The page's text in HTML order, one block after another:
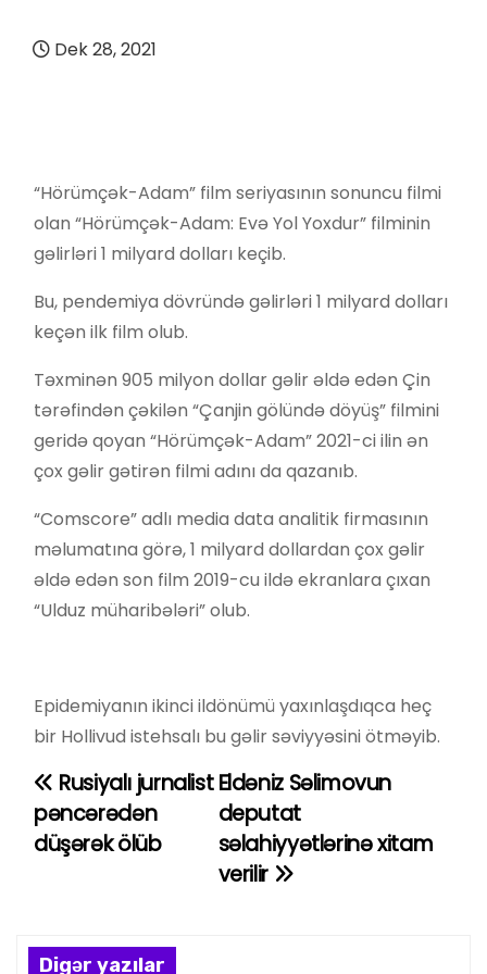
Dek 28, 2021
“Hörümçək-Adam” film seriyasının sonuncu filmi
olan “Hörümçək-Adam: Evə Yol Yoxdur” filminin
gəlirləri 1 milyard dolları keçib.
Bu, pendemiya dövründə gəlirləri 1 milyard dolları
keçən ilk film olub.
Təxminən 905 milyon dollar gəlir əldə edən Çin
tərəfindən çəkilən “Çanjin gölündə döyüş” filmini
geridə qoyan “Hörümçək-Adam” 2021-ci ilin ən
çox gəlir gətirən filmi adını da qazanıb.
“Comscore” adlı media data analitik firmasının
məlumatına görə, 1 milyard dollardan çox gəlir
əldə edən son film 2019-cu ildə ekranlara çıxan
“Ulduz müharibələri” olub.
Epidemiyanın ikinci ildönümü yaxınlaşdıqca heç
bir Hollivud istehsalı bu gəlir səviyyəsini ötməyib.
Y
a
Eldəniz Səlimovun
deputat
səlahiyyətlərinə xitam
verilir
Rusiyalı jurnalist
pəncərədən
düşərək ölüb
Digər yazılar